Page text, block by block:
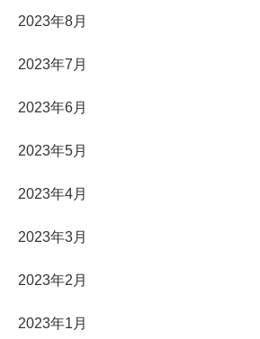
2023年8月
2023年7月
2023年6月
2023年5月
2023年4月
2023年3月
2023年2月
2023年1月